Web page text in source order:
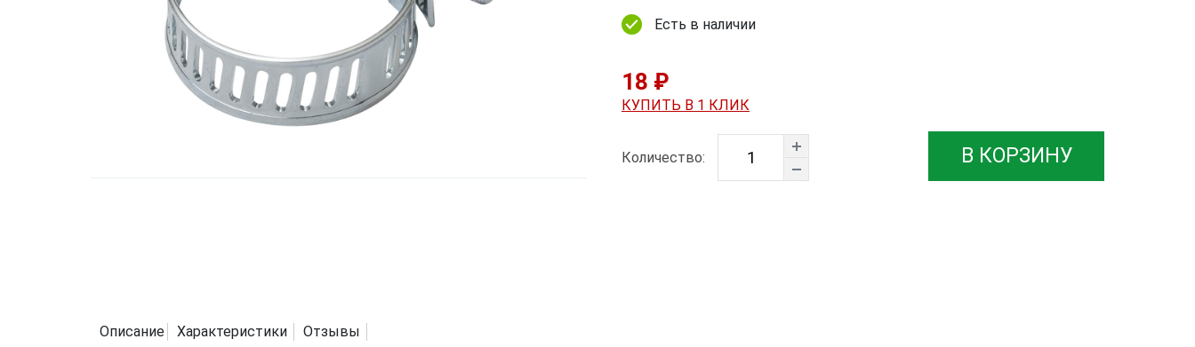
Есть в наличии
18 ₽
КУПИТЬ В 1 КЛИК
Количество: В КОРЗИНУ
Описание Характеристики Отзывы